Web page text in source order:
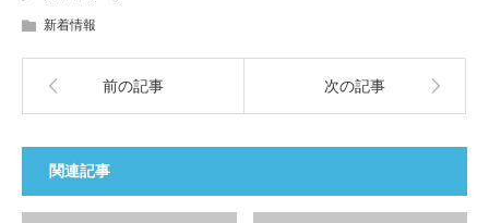
新着情報
前の記事 次の記事
関連記事